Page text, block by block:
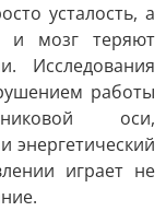
усталость, а
и мозг теряют
Исследования
работы
оси,
энергетический
играет не